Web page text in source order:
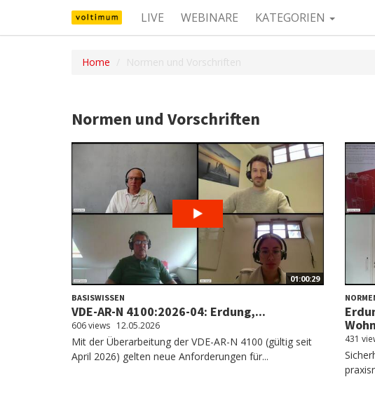
LIVE WEBINARE KATEGORIEN
Home Normen und Vorschriften
Normen und Vorschriften
01:00:29
BASISWISSEN
VDE-AR-N 4100:2026-04: Erdung,...
606 views 12.05.2026
Mit der Überarbeitung der VDE-AR-N 4100 (gültig seit
April 2026) gelten neue Anforderungen für...
431